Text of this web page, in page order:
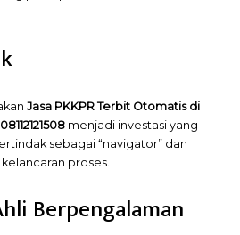
Jasa PKKPR Terbit Otomatis di
menjadi investasi yang
sebagai “navigator” dan
proses.
Berpengalaman